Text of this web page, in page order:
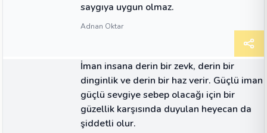
saygıya uygun olmaz.
Adnan Oktar
İman insana derin bir zevk, derin bir
dinginlik ve derin bir haz verir. Güçlü iman
güçlü sevgiye sebep olacağı için bir
güzellik karşısında duyulan heyecan da
şiddetli olur.